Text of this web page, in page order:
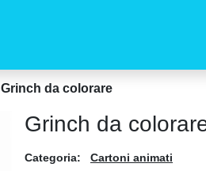
Grinch da colorare
Grinch da
Categoria: Cartoni animati